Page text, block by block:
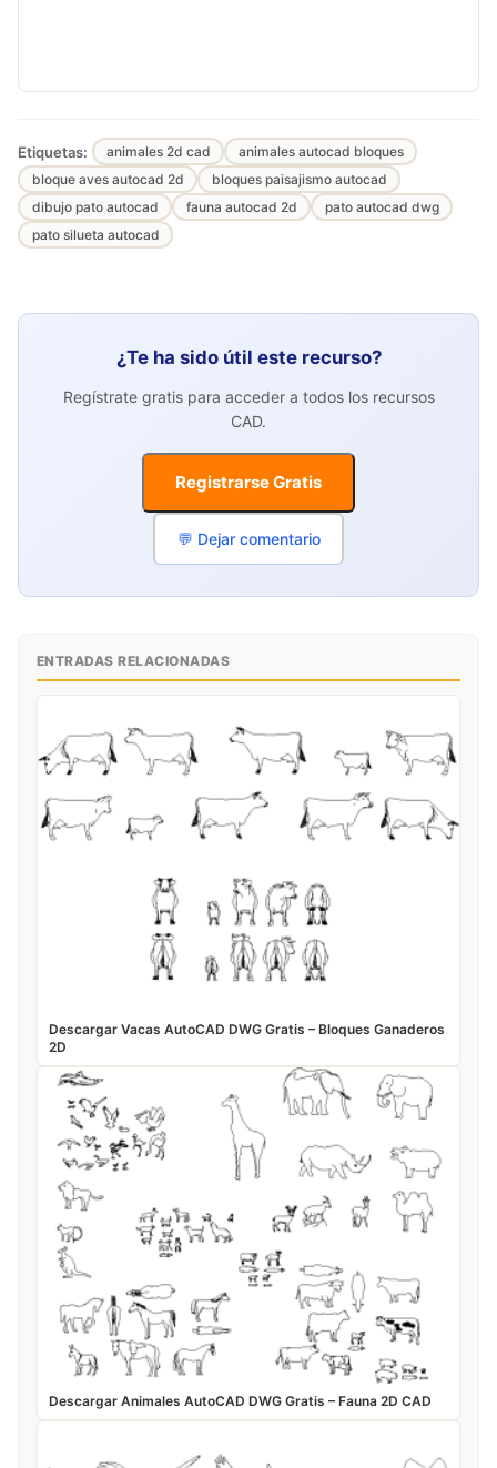
Etiquetas: animales 2d cad
animales autocad bloques
bloque aves autocad 2d
bloques paisajismo autocad
dibujo pato autocad
fauna autocad 2d
pato autocad dwg
pato silueta autocad
¿Te ha sido útil este recurso?
Regístrate gratis para acceder a todos los recursos
CAD.
Registrarse Gratis
💬 Dejar comentario
ENTRADAS RELACIONADAS
Descargar Vacas AutoCAD DWG Gratis – Bloques Ganaderos
2D
Descargar Animales AutoCAD DWG Gratis – Fauna 2D CAD